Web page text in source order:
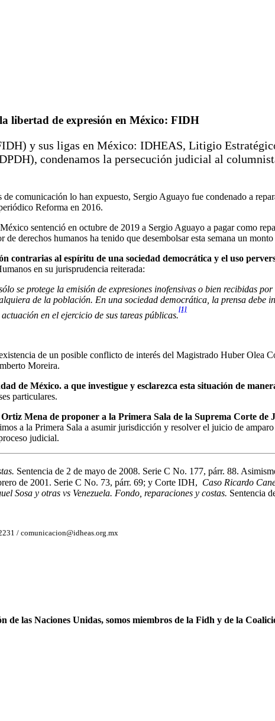
libertad de expresión en México: FIDH
y sus ligas en México: IDHEAS, Litigio
condenamos la persecución judicial al
de comunicación lo han expuesto, Sergio Aguayo fue condenado a
Reforma en 2016.
sentenció en octubre de 2019 a Sergio Aguayo a pagar como
derechos humanos ha tenido que desembolsar esta semana un
contrarias al espíritu de una sociedad democrática y el uso
en su jurisprudencia reiterada:
se protege la emisión de expresiones inofensivas o bien recibidas
de la población. En una sociedad democrática, la prensa debe
en el ejercicio de sus tareas públicas.
[1]
de un posible conflicto de interés del Magistrado Huber Olea
Moreira.
de México. a que investigue y esclarezca esta situación de
particulares.
Mena de proponer a la Primera Sala de la Suprema Corte de
a la Primera Sala a asumir jurisdicción y resolver el juicio de
judicial.
Sentencia de 2 de mayo de 2008. Serie C No. 177, párr. 88.
de 2001. Serie C No. 73, párr. 69; y Corte IDH, Caso Ricardo
Sosa y otras vs Venezuela. Fondo, reparaciones y costas. Sentencia
/ comunicacion@idheas.org.mx
de las Naciones Unidas, somos miembros de la Fidh y de la